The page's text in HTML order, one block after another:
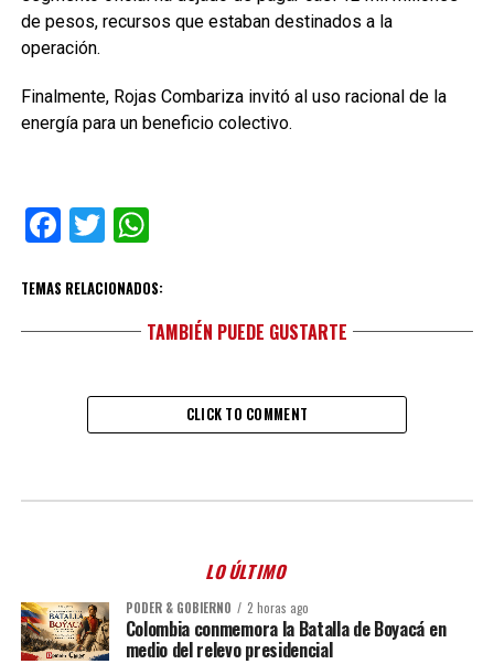
de pesos, recursos que estaban destinados a la
operación.
Finalmente, Rojas Combariza invitó al uso racional de la
energía para un beneficio colectivo.
Facebook
TwitterWhatsApp
TEMAS RELACIONADOS:
TAMBIÉN PUEDE GUSTARTE
CLICK TO COMMENT
LO ÚLTIMO
PODER & GOBIERNO 2 horas ago
Colombia conmemora la Batalla de Boyacá en
medio del relevo presidencial